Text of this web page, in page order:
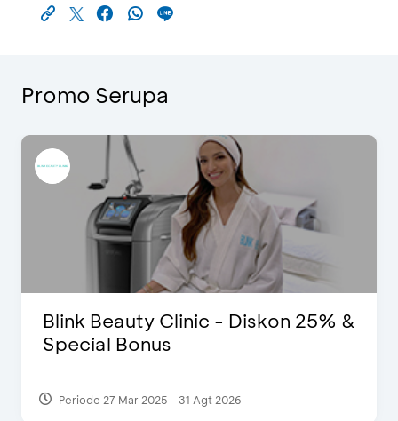
Promo Serupa
Blink Beauty Clinic - Diskon 25% &
Special Bonus
Periode 27 Mar 2025 - 31 Agt 2026